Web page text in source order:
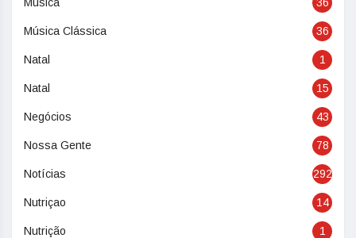
Música Clássica 36
Natal 1
Natal 15
Negócios 43
Nossa Gente 78
Notícias 292
Nutriçao 14
Nutrição 1